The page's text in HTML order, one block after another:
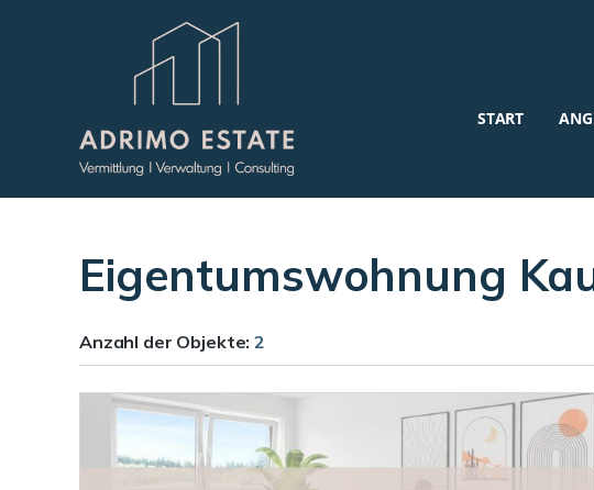
START
Eigentumswohnung
Anzahl der Objekte:2